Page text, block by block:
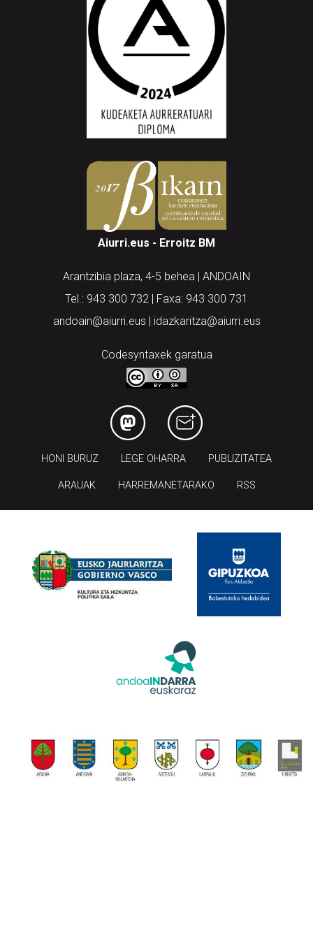
Aiurri.eus - Erroitz BM
Arantzibia plaza, 4-5 behea | ANDOAIN
Tel.: 943 300 732 | Faxa: 943 300 731
andoain@aiurri.eus | idazkaritza@aiurri.eus
Codesyntaxek garatua
HONI BURUZ LEGE OHARRA PUBLIZITATEA
ARAUAK HARREMANETARAKO RSS